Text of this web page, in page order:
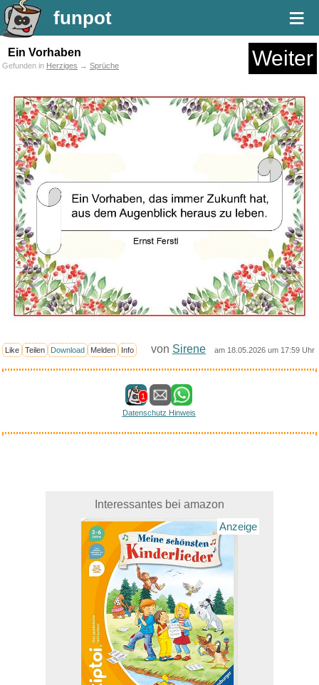
funpot ≡
Ein Vorhaben Weiter
Gefunden in Herziges → Sprüche
Like Teilen Download Melden Info von Sirene am 18.05.2026 um 17:59 Uhr
1
Datenschutz Hinweis
Interessantes bei amazon
Anzeige